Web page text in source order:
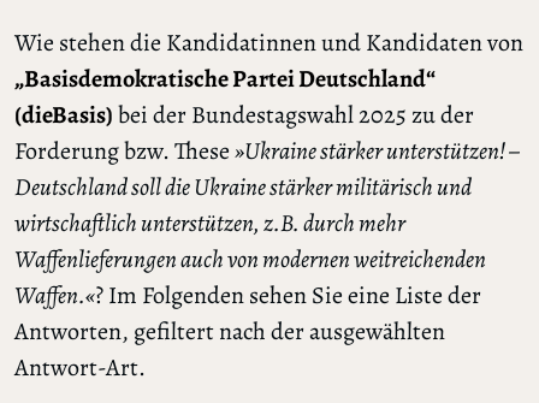
Wie stehen die Kandidatinnen und Kandidaten von
„Basisdemokratische Partei Deutschland“
(dieBasis)bei der Bundestagswahl 2025 zu der
Forderung bzw. These»Ukraine stärker unterstützen! –
Deutschland soll die Ukraine stärker militärisch und
wirtschaftlich unterstützen, z.B. durch mehr
Waffenlieferungen auch von modernen weitreichenden
Waffen.«? Im Folgenden sehen Sie eine Liste der
Antworten, gefiltert nach der ausgewählten
Antwort-Art.